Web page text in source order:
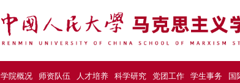
学院概况 师资队伍 人才培养 科学研究 党团工作 学生事务 国